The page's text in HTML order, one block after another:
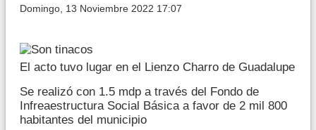
Domingo, 13 Noviembre 2022 17:07
El acto tuvo lugar en el Lienzo Charro de Guadalupe
Se realizó con 1.5 mdp a través del Fondo de
Infreaestructura Social Básica a favor de 2 mil 800
habitantes del municipio